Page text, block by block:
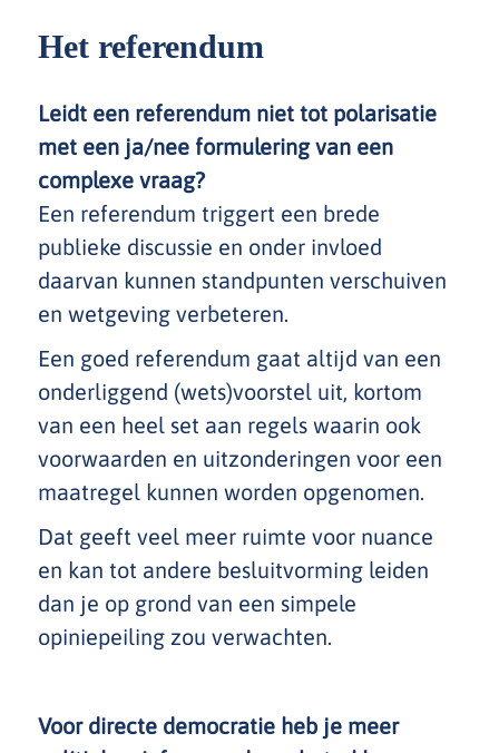
Het referendum
Leidt een referendum niet tot polarisatie
met een ja/nee formulering van een
complexe vraag?
Een referendum triggert een brede
publieke discussie en onder invloed
daarvan kunnen standpunten verschuiven
en wetgeving verbeteren.
Een goed referendum gaat altijd van een
onderliggend (wets)voorstel uit, kortom
van een heel set aan regels waarin ook
voorwaarden en uitzonderingen voor een
maatregel kunnen worden opgenomen.
Dat geeft veel meer ruimte voor nuance
en kan tot andere besluitvorming leiden
dan je op grond van een simpele
opiniepeiling zou verwachten.
Voor directe democratie heb je meer